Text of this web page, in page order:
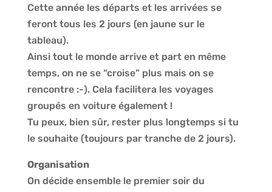
Cette année les départs et les arrivées se
feront tous les 2 jours (en jaune sur le
tableau).
Ainsi tout le monde arrive et part en même
temps, on ne se “croise” plus mais on se
rencontre :-). Cela facilitera les voyages
groupés en voiture également !
Tu peux, bien sûr, rester plus longtemps si tu
le souhaite (toujours par tranche de 2 jours).
Organisation
On décide ensemble le premier soir du